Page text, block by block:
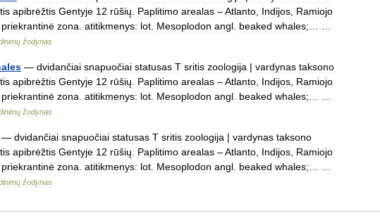
apibrėžtis Gentyje 12 rūšių Paplitimo arealas –Atlanto Indijos Ramiojo
priekrantinė zona atitikmenys: lot Mesoplodon angl beaked whales;… …
žodynas
— dvidančiai snapuočiai statusas T sritis zoologija | vardynas taksono
apibrėžtis Gentyje 12 rūšių Paplitimo arealas –Atlanto Indijos Ramiojo
priekrantinė zona atitikmenys: lot Mesoplodon angl beaked whales;… …
žodynas
— dvidančiai snapuočiai statusas T sritis zoologija | vardynas taksono
apibrėžtis Gentyje 12 rūšių Paplitimo arealas –Atlanto Indijos Ramiojo
priekrantinė zona atitikmenys: lot Mesoplodon angl beaked whales;… …
žodynas